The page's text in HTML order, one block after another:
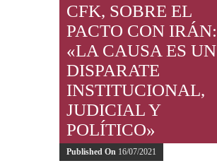
CFK, SOBRE EL
PACTO CON IRÁN:
«LA CAUSA ES UN
DISPARATE
INSTITUCIONAL,
JUDICIAL Y
POLÍTICO»
Published On 16/07/2021